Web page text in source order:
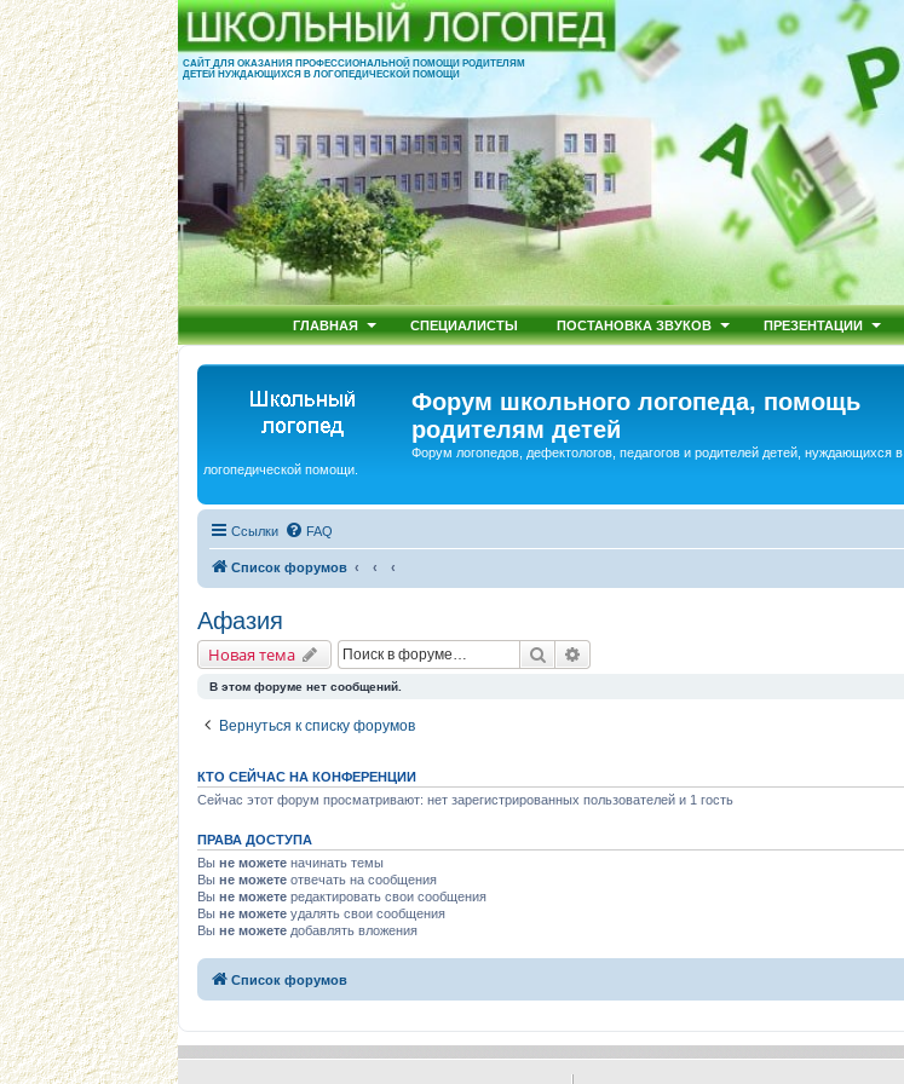
САЙТ ДЛЯ ОКАЗАНИЯ ПРОФЕССИОНАЛЬНОЙ ПОМОЩИ РОДИТЕЛЯМ
ДЕТЕЙ НУЖДАЮЩИХСЯ В ЛОГОПЕДИЧЕСКОЙ ПОМОЩИ
ГЛАВНАЯ СПЕЦИАЛИСТЫ ПОСТАНОВКА ЗВУКОВ ПРЕЗЕНТАЦИИ
Форум школьного логопеда, помощь
родителям детей
Форум логопедов, дефектологов, педагогов и родителей детей, нуждающихся в
логопедической помощи.
Ссылки FAQ
Список форумов
Афазия
Новая тема Поиск
В этом форуме нет сообщений.
Вернуться к списку форумов
КТО СЕЙЧАС НА КОНФЕРЕНЦИИ
Сейчас этот форум просматривают: нет зарегистрированных пользователей и 1 гость
ПРАВА ДОСТУПА
Вы не можете начинать темы
Вы не можете отвечать на сообщения
Вы не можете редактировать свои сообщения
Вы не можете удалять свои сообщения
Вы не можете добавлять вложения
Список форумов